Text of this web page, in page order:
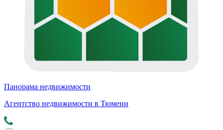
Панорама недвижимости
Агентство недвижимости в Тюмени